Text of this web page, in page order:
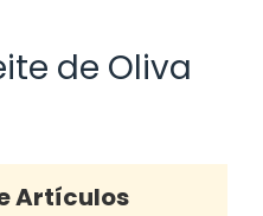
de Oliva
Artículos